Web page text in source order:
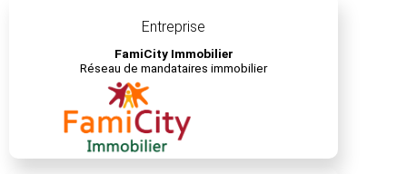
Entreprise
FamiCity Immobilier
Réseau de mandataires immobilier